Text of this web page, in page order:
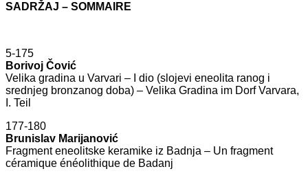
SADRŽAJ – SOMMAIRE
5-175
Borivoj Čović
Velika gradina u Varvari – I dio (slojevi eneolita ranog i
srednjeg bronzanog doba) – Velika Gradina im Dorf Varvara,
I. Teil
177-180
Brunislav Marijanović
Fragment eneolitske keramike iz Badnja – Un fragment
céramique énéolithique de Badanj